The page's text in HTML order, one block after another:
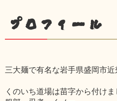
プロフィール
三大麺で有名な岩手県盛岡市近
くのいち道場は苗字から付けま